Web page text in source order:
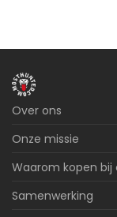
Over ons
Onze missie
Waarom kopen bij
Samenwerking